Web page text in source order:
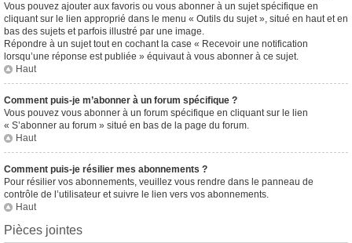
Vous pouvez ajouter aux favoris ou vous abonner à un sujet spécifique en
cliquant sur le lien approprié dans le menu « Outils du sujet », situé en haut et en
bas des sujets et parfois illustré par une image.
Répondre à un sujet tout en cochant la case « Recevoir une notification
lorsqu’une réponse est publiée » équivaut à vous abonner à ce sujet.
Haut
Comment puis-je m’abonner à un forum spécifique ?
Vous pouvez vous abonner à un forum spécifique en cliquant sur le lien
« S’abonner au forum » situé en bas de la page du forum.
Haut
Comment puis-je résilier mes abonnements ?
Pour résilier vos abonnements, veuillez vous rendre dans le panneau de
contrôle de l’utilisateur et suivre le lien vers vos abonnements.
Haut
Pièces jointes